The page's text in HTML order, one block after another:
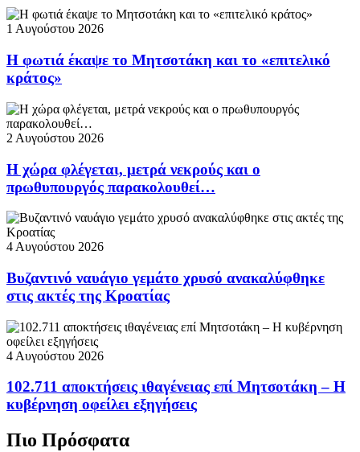
1 Αυγούστου 2026
Η φωτιά έκαψε το Μητσοτάκη και το «επιτελικό
κράτος»
2 Αυγούστου 2026
Η χώρα φλέγεται, μετρά νεκρούς και ο
πρωθυπουργός παρακολουθεί…
4 Αυγούστου 2026
Βυζαντινό ναυάγιο γεμάτο χρυσό ανακαλύφθηκε
στις ακτές της Κροατίας
4 Αυγούστου 2026
102.711 αποκτήσεις ιθαγένειας επί Μητσοτάκη – Η
κυβέρνηση οφείλει εξηγήσεις
Πιο Πρόσφατα